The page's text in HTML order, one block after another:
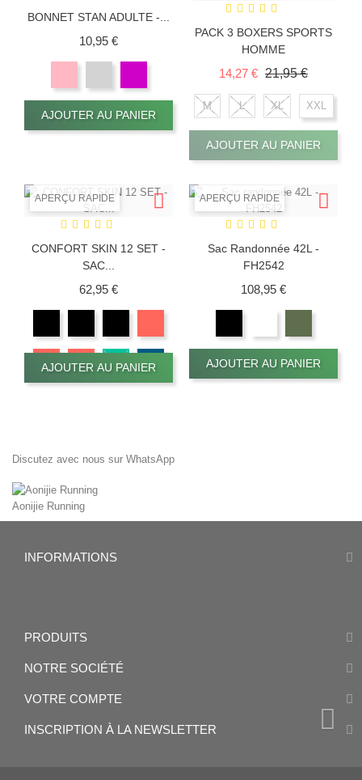
BONNET STAN ADULTE -...
10,95 €Prix
AJOUTER AU PANIER
PACK 3 BOXERS SPORTS
HOMME
14,27 € Prix de base
21,95 €Prix
M L XL XXL
AJOUTER AU PANIER
APERÇU RAPIDE
CONFORT SKIN 12 SET -
SAC...
62,95 €Prix
AJOUTER AU PANIER
APERÇU RAPIDE
Sac Randonnée 42L -
FH2542
108,95 €Prix
AJOUTER AU PANIER
Discutez avec nous sur WhatsApp
Aonijie Running
INFORMATIONS
PRODUITS
NOTRE SOCIÉTÉ
VOTRE COMPTE
INSCRIPTION À LA NEWSLETTER